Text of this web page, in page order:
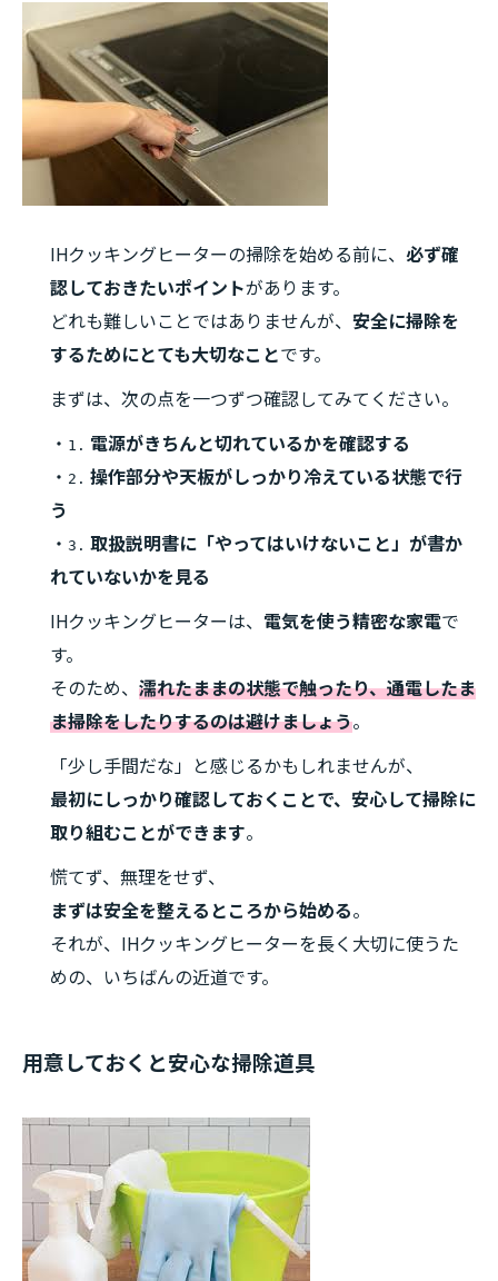
IHクッキングヒーターの掃除を始める前に、 必ず確
認しておきたいポイントがあります。
どれも難しいことではありませんが、 安全に掃除を
するためにとても大切なことです。
まずは、次の点を一つずつ確認してみてください。
・ 1. 電源がきちんと切れているかを確認する
・ 2. 操作部分や天板がしっかり冷えている状態で行
う
・ 3. 取扱説明書に「やってはいけないこと」が書か
れていないかを見る
IHクッキングヒーターは、 電気を使う精密な家電で
す。
そのため、 濡れたままの状態で触ったり、通電したま
ま掃除をしたりするのは避けましょう。
「少し手間だな」と感じるかもしれませんが、
最初にしっかり確認しておくことで、安心して掃除に
取り組むことができます。
慌てず、無理をせず、
まずは安全を整えるところから始める。
それが、IHクッキングヒーターを長く大切に使うた
めの、いちばんの近道です。
用意しておくと安心な掃除道具